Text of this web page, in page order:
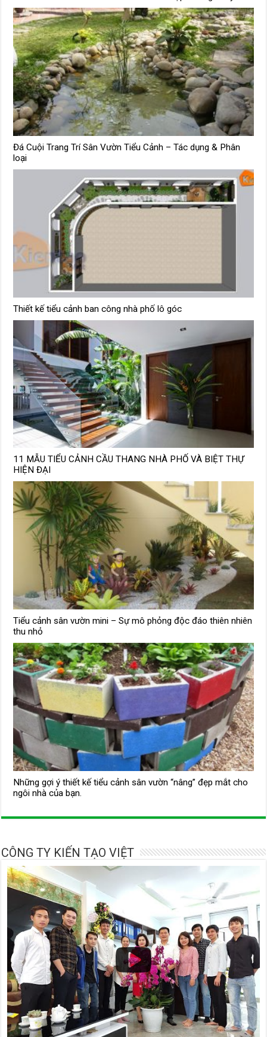
Đá Cuội Trang Trí Sân Vườn Tiểu Cảnh – Tác dụng & Phân
loại
Thiết kế tiểu cảnh ban công nhà phố lô góc
11 MẪU TIỂU CẢNH CẦU THANG NHÀ PHỐ VÀ BIỆT THỰ
HIỆN ĐẠI
Tiểu cảnh sân vườn mini – Sự mô phỏng độc đáo thiên nhiên
thu nhỏ
Những gợi ý thiết kế tiểu cảnh sân vườn “nâng” đẹp mắt cho
ngôi nhà của bạn.
CÔNG TY KIẾN TẠO VIỆT